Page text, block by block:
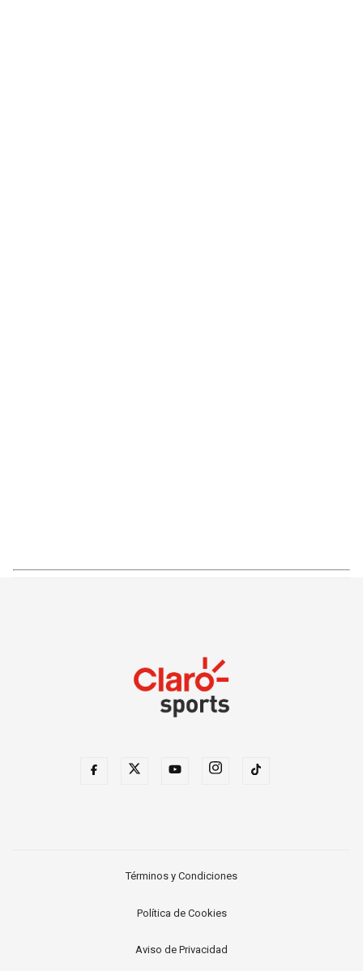
Términos y Condiciones
Política de Cookies
Aviso de Privacidad